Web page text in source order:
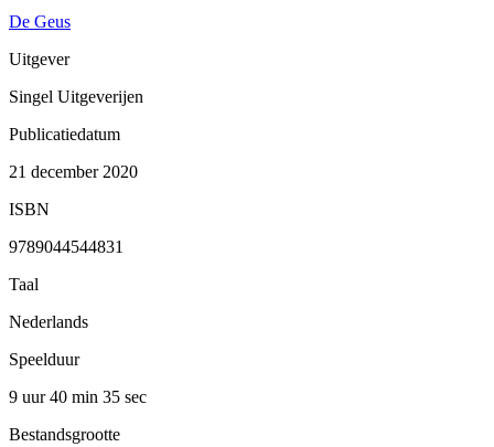
De Geus
Uitgever
Singel Uitgeverijen
Publicatiedatum
21 december 2020
ISBN
9789044544831
Taal
Nederlands
Speelduur
9 uur 40 min 35 sec
Bestandsgrootte